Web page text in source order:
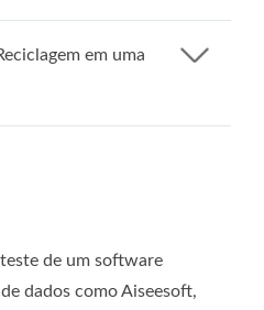
em uma
de um software
dados como Aiseesoft,